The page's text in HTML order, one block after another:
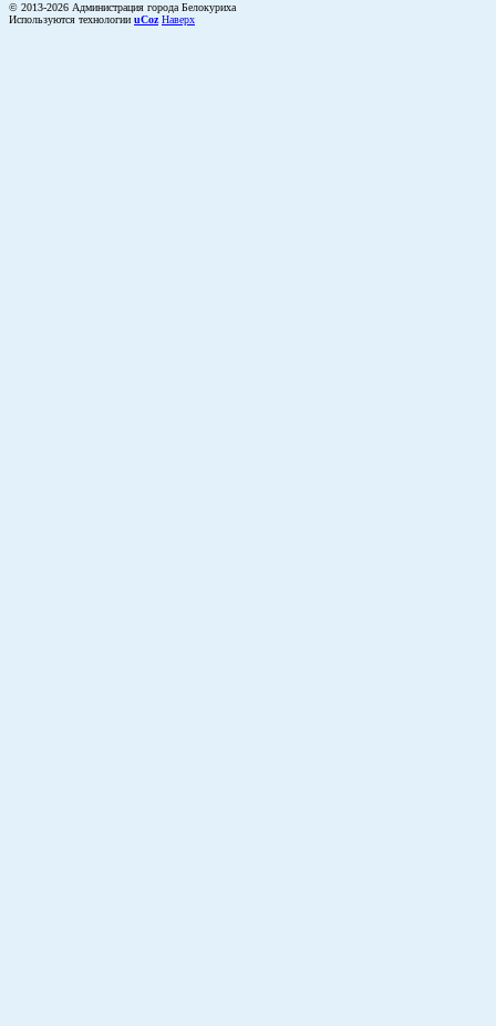
© 2013-2026 Администрация города Белокуриха
Используются технологии uCoz Наверх